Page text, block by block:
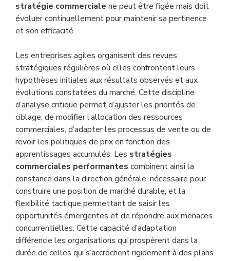
stratégie commerciale ne peut être figée mais doit
évoluer continuellement pour maintenir sa pertinence
et son efficacité.
Les entreprises agiles organisent des revues
stratégiques régulières où elles confrontent leurs
hypothèses initiales aux résultats observés et aux
évolutions constatées du marché. Cette discipline
d’analyse critique permet d’ajuster les priorités de
ciblage, de modifier l’allocation des ressources
commerciales, d’adapter les processus de vente ou de
revoir les politiques de prix en fonction des
apprentissages accumulés. Les stratégies
commerciales performantes combinent ainsi la
constance dans la direction générale, nécessaire pour
construire une position de marché durable, et la
flexibilité tactique permettant de saisir les
opportunités émergentes et de répondre aux menaces
concurrentielles. Cette capacité d’adaptation
différencie les organisations qui prospèrent dans la
durée de celles qui s’accrochent rigidement à des plans